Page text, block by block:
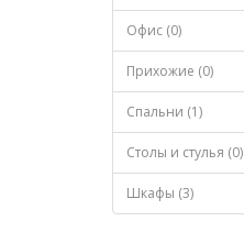
Офис (0)
Прихожие (0)
Спальни (1)
Столы и стулья (0)
Шкафы (3)